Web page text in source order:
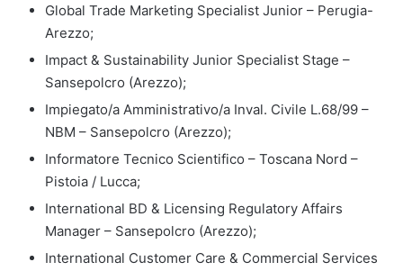
Global Trade Marketing Specialist Junior – Perugia-
Arezzo;
Impact & Sustainability Junior Specialist Stage –
Sansepolcro (Arezzo);
Impiegato/a Amministrativo/a Inval. Civile L.68/99 –
NBM – Sansepolcro (Arezzo);
Informatore Tecnico Scientifico – Toscana Nord –
Pistoia / Lucca;
International BD & Licensing Regulatory Affairs
Manager – Sansepolcro (Arezzo);
International Customer Care & Commercial Services